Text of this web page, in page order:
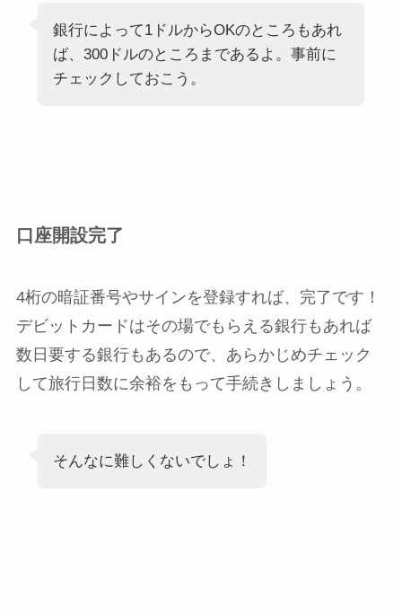
銀行によって1ドルからOKのところもあれ
ば、300ドルのところまであるよ。事前に
チェックしておこう。
口座開設完了
4桁の暗証番号やサインを登録すれば、完了です！
デビットカードはその場でもらえる銀行もあれば
数日要する銀行もあるので、あらかじめチェック
して旅行日数に余裕をもって手続きしましょう。
そんなに難しくないでしょ！